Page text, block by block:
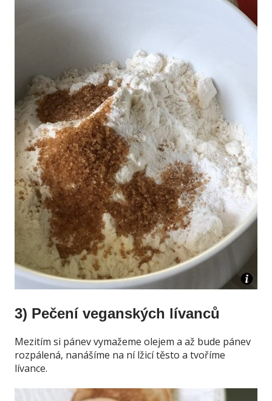
3) Pečení veganských lívanců
Mezitím si pánev vymažeme olejem a až bude pánev
rozpálená, nanášíme na ní lžicí těsto a tvoříme
lívance.